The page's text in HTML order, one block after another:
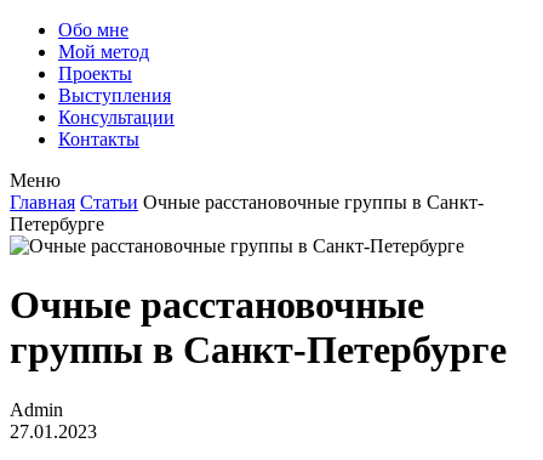
Обо мне
Мой метод
Проекты
Выступления
Консультации
Контакты
Меню
Главная Статьи Очные расстановочные группы в Санкт-
Петербурге
Очные расстановочные
группы в Санкт-Петербурге
Admin
27.01.2023